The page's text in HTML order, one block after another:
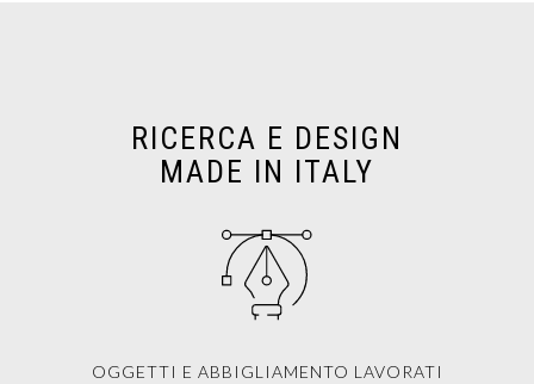
RICERCA E DESIGN
MADE IN ITALY
OGGETTI E ABBIGLIAMENTO LAVORATI